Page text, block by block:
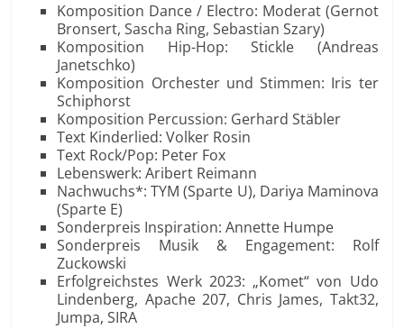
Komposition Dance / Electro: Moderat (Gernot
Bronsert, Sascha Ring, Sebastian Szary)
Komposition Hip-Hop: Stickle (Andreas
Janetschko)
Komposition Orchester und Stimmen: Iris ter
Schiphorst
Komposition Percussion: Gerhard Stäbler
Text Kinderlied: Volker Rosin
Text Rock/Pop: Peter Fox
Lebenswerk: Aribert Reimann
Nachwuchs*: TYM (Sparte U), Dariya Maminova
(Sparte E)
Sonderpreis Inspiration: Annette Humpe
Sonderpreis Musik & Engagement: Rolf
Zuckowski
Erfolgreichstes Werk 2023: „Komet“ von Udo
Lindenberg, Apache 207, Chris James, Takt32,
Jumpa, SIRA